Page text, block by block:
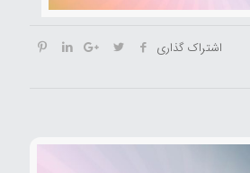
اشتراک گذاری